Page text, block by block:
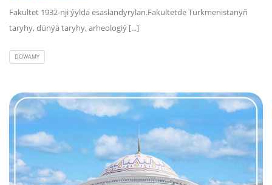
Fakultet 1932-nji ýylda esaslandyrylan.Fakultetde Türkmenistanyň
taryhy, dünýä taryhy, arheologiý [...]
DOWAMY